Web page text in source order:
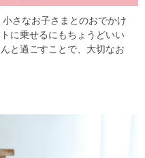
さなお子さまとのおでかけ
に乗せるにもちょうどいい
と過ごすことで、大切なお